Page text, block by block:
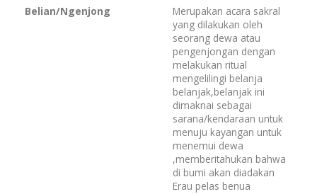
Belian/Ngenjong
Merupakan acara sakral
yang dilakukan oleh
seorang dewa atau
pengenjongan dengan
melakukan ritual
mengelilingi belanja
belanjak,belanjak ini
dimaknai sebagai
sarana/kendaraan untuk
menuju kayangan untuk
menemui dewa
,memberitahukan bahwa
di bumi akan diadakan
Erau pelas benua